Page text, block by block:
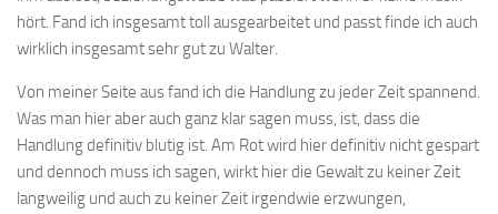
hört. Fand ich insgesamt toll ausgearbeitet und passt finde ich auch
wirklich insgesamt sehr gut zu Walter.
Von meiner Seite aus fand ich die Handlung zu jeder Zeit spannend.
Was man hier aber auch ganz klar sagen muss, ist, dass die
Handlung definitiv blutig ist. Am Rot wird hier definitiv nicht gespart
und dennoch muss ich sagen, wirkt hier die Gewalt zu keiner Zeit
langweilig und auch zu keiner Zeit irgendwie erzwungen,